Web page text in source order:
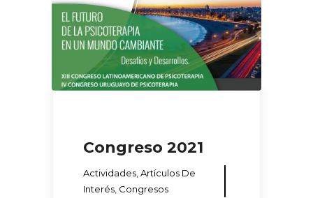
Congreso 2021
Actividades Artículos De
Interés Congresos